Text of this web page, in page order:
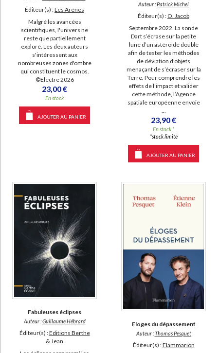
Éditeur(s) :Les Arènes
Malgré les avancées
scientifiques, l'univers ne
reste que partiellement
exploré. Les deux auteurs
s'intéressent aux
nombreuses zones d'ombre
qui constituent le cosmos.
©Electre 2026
23,00 €
En stock
AJOUTER AU PANIER
Auteur :Patrick Michel
Éditeur(s) : O. Jacob
Septembre 2022. La sonde
Dart s’écrase sur la petite
lune d’un astéroïde double
afin de tester les méthodes
de déviation d’objets
menaçant de s’écraser sur la
Terre. Pour comprendre les
effets de l’impact et valider
cette méthode, l’Agence
spatiale européenne envoie
...
23,90 €
En stock *
*stock limité
AJOUTER AU PANIER
Fabuleuses éclipses
Auteur :Guillaume Hébrard
Éditeur(s) :Editions Berthe
& Jean
Eloges du dépassement
Auteur :Thomas Pesquet
Éditeur(s) :Flammarion